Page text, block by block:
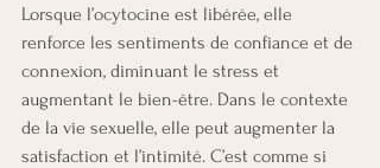
Lorsque l’ocytocine est libérée, elle
renforce les sentiments de confiance et de
connexion, diminuant le stress et
augmentant le bien-être. Dans le contexte
de la vie sexuelle, elle peut augmenter la
satisfaction et l’intimité. C’est comme si